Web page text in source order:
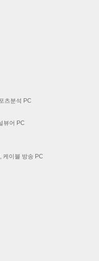
츠분석 PC
뷰어 PC
케이블 방송 PC